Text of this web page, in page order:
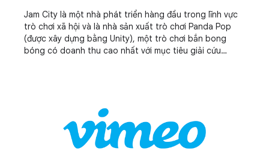
Jam City là một nhà phát triển hàng đầu trong lĩnh vực
trò chơi xã hội và là nhà sản xuất trò chơi Panda Pop
(được xây dựng bằng Unity), một trò chơi bắn bong
bóng có doanh thu cao nhất với mục tiêu giải cứu